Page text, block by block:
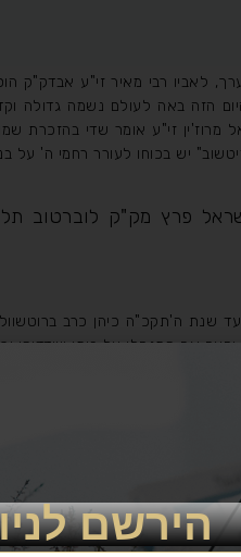
לאביו רבי מאיר זי"ע
הזה באה לעולם נשמה גדולה
מרוז'ין זי"ע אומר שדי בהזכרת
יש בכוחו לעורר רחמי ה' על בני
פרץ מק"ק לוברטוב
שנת ה'תקכ"ה כיהן כרב
ופעם אף התנפלו על ביתו
זז מדרכו הקדושה, ואדרבא
קהלתו שהיו מתנגדים גדולים.
כבן מ"ה שנים, זרחה עליו שמש
העומר ונחנו מ"ה, ובק"ק
העיד עליו כי
סאשע" וכאשר יהודי
הירשם